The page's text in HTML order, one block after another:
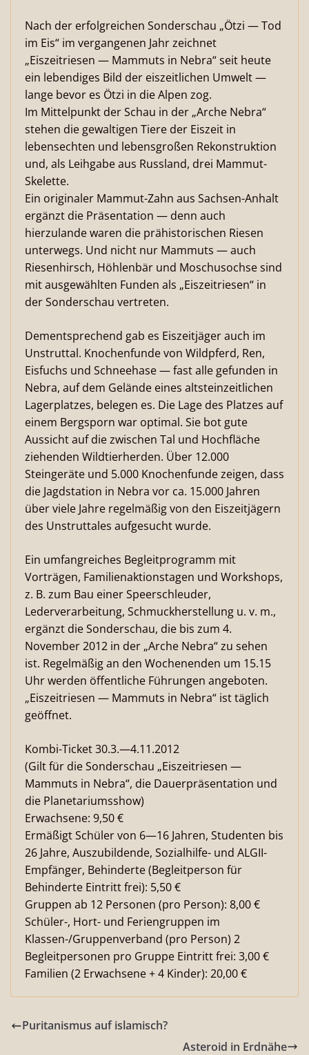
Nach der erfolgreichen Sonderschau „Ötzi — Tod
im Eis“ im vergangenen Jahr zeichnet
„Eiszeitriesen — Mammuts in Nebra“ seit heute
ein lebendiges Bild der eiszeitlichen Umwelt —
lange bevor es Ötzi in die Alpen zog.
Im Mittelpunkt der Schau in der „Arche Nebra“
stehen die gewaltigen Tiere der Eiszeit in
lebensechten und lebensgroßen Rekonstruktion
und, als Leihgabe aus Russland, drei Mammut-
Skelette.
Ein originaler Mammut-Zahn aus Sachsen-Anhalt
ergänzt die Präsentation — denn auch
hierzulande waren die prähistorischen Riesen
unterwegs. Und nicht nur Mammuts — auch
Riesenhirsch, Höhlenbär und Moschusochse sind
mit ausgewählten Funden als „Eiszeitriesen“ in
der Sonderschau vertreten.
Dementsprechend gab es Eiszeitjäger auch im
Unstruttal. Knochenfunde von Wildpferd, Ren,
Eisfuchs und Schneehase — fast alle gefunden in
Nebra, auf dem Gelände eines altsteinzeitlichen
Lagerplatzes, belegen es. Die Lage des Platzes auf
einem Bergsporn war optimal. Sie bot gute
Aussicht auf die zwischen Tal und Hochfläche
ziehenden Wildtierherden. Über 12.000
Steingeräte und 5.000 Knochenfunde zeigen, dass
die Jagdstation in Nebra vor ca. 15.000 Jahren
über viele Jahre regelmäßig von den Eiszeitjägern
des Unstruttales aufgesucht wurde.
Ein umfangreiches Begleitprogramm mit
Vorträgen, Familienaktionstagen und Workshops,
z. B. zum Bau einer Speerschleuder,
Lederverarbeitung, Schmuckherstellung u. v. m.,
ergänzt die Sonderschau, die bis zum 4.
November 2012 in der „Arche Nebra“ zu sehen
ist. Regelmäßig an den Wochenenden um 15.15
Uhr werden öffentliche Führungen angeboten.
„Eiszeitriesen — Mammuts in Nebra“ ist täglich
geöffnet.
Kombi-Ticket 30.3.—4.11.2012
(Gilt für die Sonderschau „Eiszeitriesen —
Mammuts in Nebra“, die Dauerpräsentation und
die Planetariumsshow)
Erwachsene: 9,50 €
Ermäßigt Schüler von 6—16 Jahren, Studenten bis
26 Jahre, Auszubildende, Sozialhilfe- und ALGII-
Empfänger, Behinderte (Begleitperson für
Behinderte Eintritt frei): 5,50 €
Gruppen ab 12 Personen (pro Person): 8,00 €
Schüler-, Hort- und Feriengruppen im
Klassen-/Gruppenverband (pro Person) 2
Begleitpersonen pro Gruppe Eintritt frei: 3,00 €
Familien (2 Erwachsene + 4 Kinder): 20,00 €
Puritanismus auf islamisch?
Asteroid in Erdnähe